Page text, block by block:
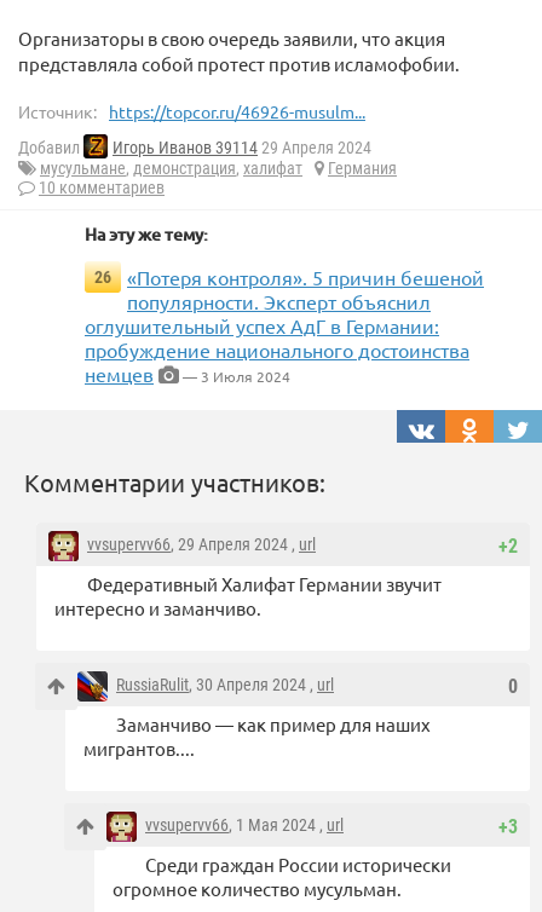
Организаторы в свою очередь заявили, что акция
представляла собой протест против исламофобии.
Источник: https://topcor.ru/46926-musulm...
Добавил Игорь Иванов 3911429 Апреля 2024
мусульмане, демонстрация, халифат
Германия
10 комментариев
На эту же тему:
26
«Потеря контроля». 5 причин бешеной
популярности. Эксперт объяснил
оглушительный успех АдГ в Германии:
пробуждение национального достоинства
немцев
— 3 Июля 2024
Комментарии участников:
+2
vvsupervv66, 29 Апреля 2024 , url
Федеративный Халифат Германии звучит
интересно и заманчиво.
0
RussiaRulit, 30 Апреля 2024 , url
Заманчиво — как пример для наших
мигрантов....
+3
vvsupervv66, 1 Мая 2024 , url
Среди граждан России исторически
огромное количество мусульман.